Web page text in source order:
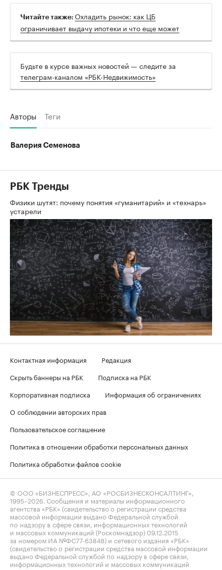
Читайте также: Охладить рынок: как ЦБ
ограничивает выдачу ипотеки и что еще может
Будьте в курсе важных новостей — следите за
телеграм-каналом «РБК-Недвижимость»
Авторы Теги
Валерия Семенова
РБК Тренды
Физики шутят: почему понятия «гуманитарий» и «технарь»
устарели
Контактная информация
Редакция
Скрыть баннеры на РБК
Подписка на РБК
Корпоративная подписка
Информация об ограничениях
О соблюдении авторских прав
Пользовательское соглашение
Политика в отношении обработки персональных данных
Политика обработки файлов cookie
© ООО «БИЗНЕСПРЕСС», АО «РОСБИЗНЕСКОНСАЛТИНГ»,
1995–2026 . Сообщения и материалы информационного
агентства «РБК» (свидетельство о регистрации средства
массовой информации выдано Федеральной службой
по надзору в сфере связи, информационных технологий
и массовых коммуникаций (Роскомнадзор) 09.12.2015
за номером ИА №ФС77-63848) и сетевого издания «РБК»
(свидетельство о регистрации средства массовой информации
выдано Федеральной службой по надзору в сфере связи,
информационных технологий и массовых коммуникаций